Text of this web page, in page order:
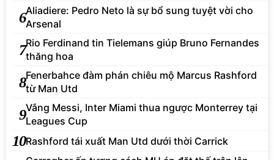
6Aliadiere: Pedro Neto là sự bổ sung tuyệt vời cho
Arsenal
7Rio Ferdinand tin Tielemans giúp Bruno Fernandes
thăng hoa
8Fenerbahce đàm phán chiêu mộ Marcus Rashford
từ Man Utd
9Vắng Messi, Inter Miami thua ngược Monterrey tại
Leagues Cup
10Rashford tái xuất Man Utd dưới thời Carrick